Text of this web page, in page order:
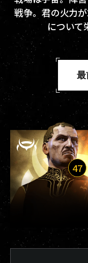
戦争。君の火力
について
最
47